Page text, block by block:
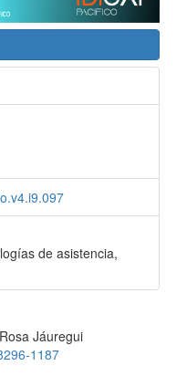
de asistencia,
Jáuregui
1187